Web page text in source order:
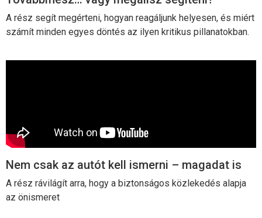
A rész segít megérteni, hogyan reagáljunk helyesen, és miért
számít minden egyes döntés az ilyen kritikus pillanatokban.
Nem csak az autót kell ismerni – magadat is
A rész rávilágít arra, hogy a biztonságos közlekedés alapja
az önismeret